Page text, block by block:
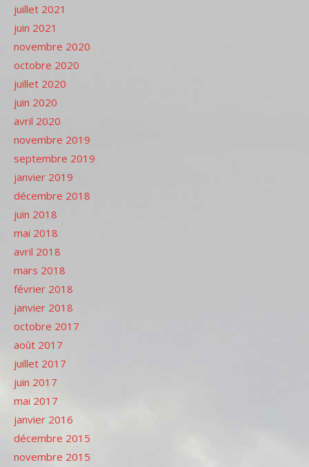
juillet 2021
juin 2021
novembre 2020
octobre 2020
juillet 2020
juin 2020
avril 2020
novembre 2019
septembre 2019
janvier 2019
décembre 2018
juin 2018
mai 2018
avril 2018
mars 2018
février 2018
janvier 2018
octobre 2017
août 2017
juillet 2017
juin 2017
mai 2017
janvier 2016
décembre 2015
novembre 2015